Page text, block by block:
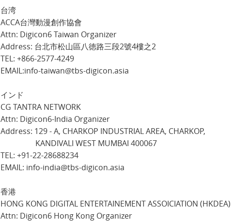
台湾
ACCA台灣動漫創作協會
Attn: Digicon6 Taiwan Organizer
Address: 台北市松山區八徳路三段2號4樓之2
TEL: +866-2577-4249
EMAIL:info-taiwan@tbs-digicon.asia
インド
CG TANTRA NETWORK
Attn: Digicon6-India Organizer
Address: 129 - A, CHARKOP INDUSTRIAL AREA, CHARKOP,
KANDIVALI WEST MUMBAI 400067
TEL: +91-22-28688234
EMAIL: info-india@tbs-digicon.asia
香港
HONG KONG DIGITAL ENTERTAINEMENT ASSOICIATION (HKDEA)
Attn: Digicon6 Hong Kong Organizer